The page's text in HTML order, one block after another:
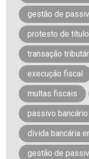
gestão de
protesto de título
transação
execução fiscal
multas fiscais
passivo bancário
dívida bancária
gestão de